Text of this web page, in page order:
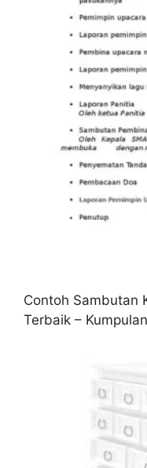
Contoh Sambutan
Terbaik –